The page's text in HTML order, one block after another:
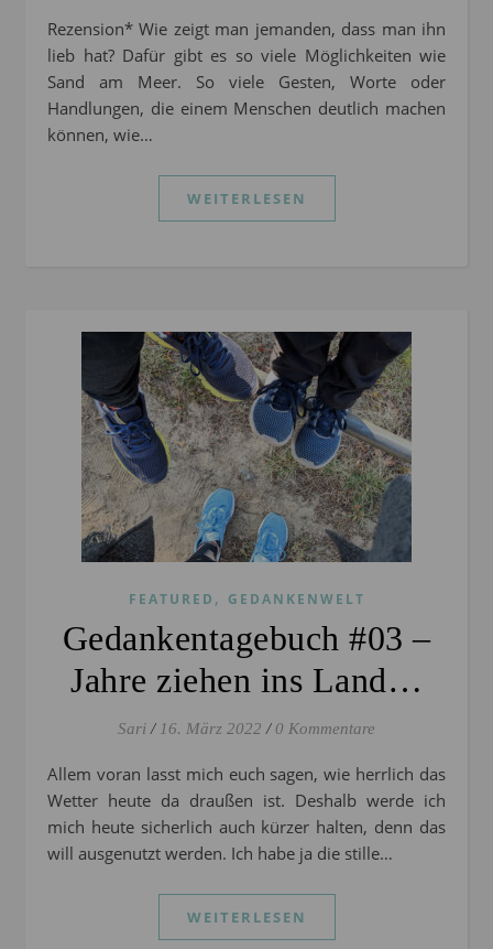
Rezension* Wie zeigt man jemanden, dass man ihn
lieb hat? Dafür gibt es so viele Möglichkeiten wie
Sand am Meer. So viele Gesten, Worte oder
Handlungen, die einem Menschen deutlich machen
können, wie…
WEITERLESEN
FEATURED , GEDANKENWELT
Gedankentagebuch #03 –
Jahre ziehen ins Land…
Sari / 16. März 2022 / 0 Kommentare
Allem voran lasst mich euch sagen, wie herrlich das
Wetter heute da draußen ist. Deshalb werde ich
mich heute sicherlich auch kürzer halten, denn das
will ausgenutzt werden. Ich habe ja die stille…
WEITERLESEN